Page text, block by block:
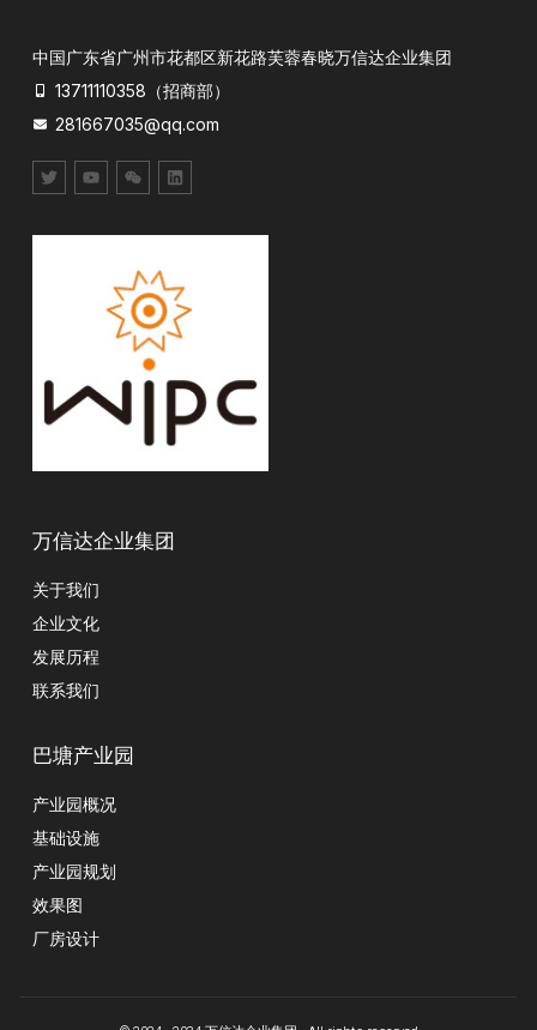
中国广东省广州市花都区新花路芙蓉春晓万信达企业集团
13711110358（招商部）
281667035@qq.com
万信达企业集团
关于我们
企业文化
发展历程
联系我们
巴塘产业园
产业园概况
基础设施
产业园规划
效果图
厂房设计